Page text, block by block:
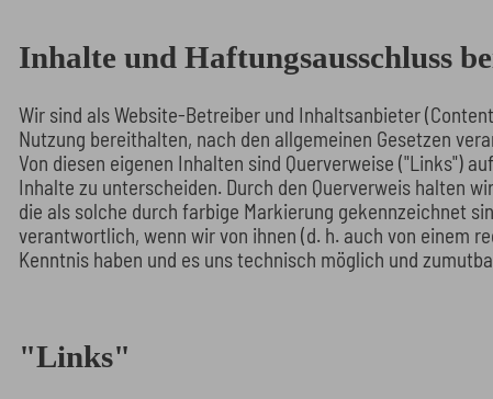
Inhalte und Haftungsausschluss
Wir sind als Website-Betreiber und Inhaltsanbieter
Nutzung bereithalten, nach den allgemeinen Gesetzen
Von diesen eigenen Inhalten sind Querverweise ("Links")
Inhalte zu unterscheiden. Durch den Querverweis halten
die als solche durch farbige Markierung gekennzeichnet
verantwortlich, wenn wir von ihnen (d. h. auch von einem
Kenntnis haben und es uns technisch möglich und
"Links"